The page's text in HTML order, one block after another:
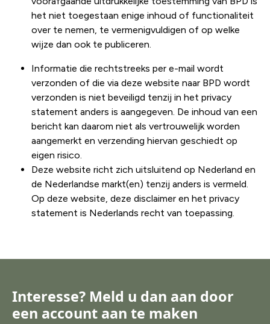
het niet toegestaan enige inhoud of functionaliteit
over te nemen, te vermenigvuldigen of op welke
wijze dan ook te publiceren.
Informatie die rechtstreeks per e-mail wordt
verzonden of die via deze website naar BPD wordt
verzonden is niet beveiligd tenzij in het privacy
statement anders is aangegeven. De inhoud van een
bericht kan daarom niet als vertrouwelijk worden
aangemerkt en verzending hiervan geschiedt op
eigen risico.
Deze website richt zich uitsluitend op Nederland en
de Nederlandse markt(en) tenzij anders is vermeld.
Op deze website, deze disclaimer en het privacy
statement is Nederlands recht van toepassing.
Interesse? Meld u dan aan door
een account aan te maken